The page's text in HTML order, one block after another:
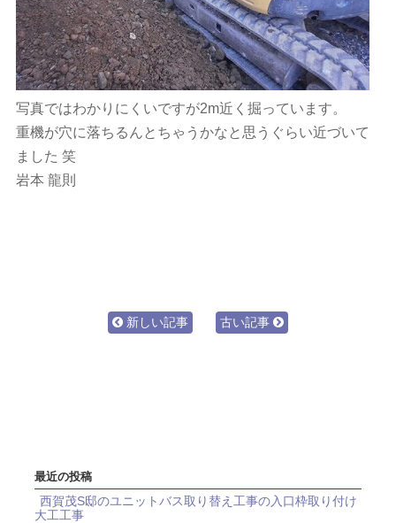
写真ではわかりにくいですが2m近く掘っています。
重機が穴に落ちるんとちゃうかなと思うぐらい近づいて
ました 笑
岩本 龍則
新しい記事 古い記事
最近の投稿
西賀茂S邸のユニットバス取り替え工事の入口枠取り付け
大工工事